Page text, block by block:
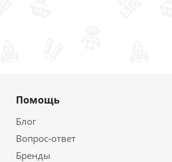
Помощь
Блог
Вопрос-ответ
Бренды